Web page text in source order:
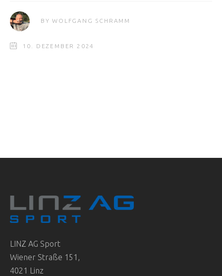
BYWOLFGANG SCHRAMM
10. DEZEMBER 2024
LINZ AG Sport
Wiener Straße 151,
4021 Linz